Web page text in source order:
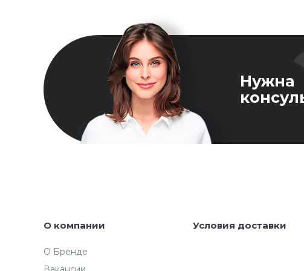
Нужна
О компании
О Бренде
Условия доставки